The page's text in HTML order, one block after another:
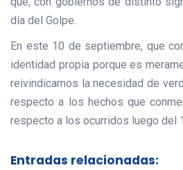
día del Golpe.
En este 10 de septiembre, que
identidad propia porque es
reivindicamos la necesidad de
respecto a los hechos que
respecto a los ocurridos luego del
Entradas relacionadas: